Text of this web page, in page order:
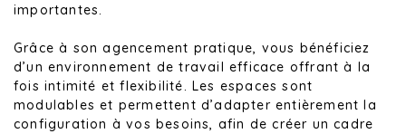
importantes.
Grâce à son agencement pratique, vous bénéficiez
d’un environnement de travail efficace offrant à la
fois intimité et flexibilité. Les espaces sont
modulables et permettent d’adapter entièrement la
configuration à vos besoins, afin de créer un cadre